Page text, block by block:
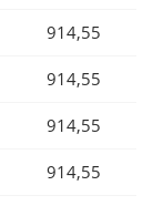
914,55
914,55
914,55
914,55